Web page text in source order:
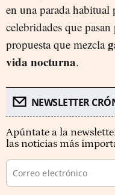
en una parada habitual
celebridades que
propuesta que mezcla
vida nocturna.
NEWSLETTER
Apúntate a la
las noticias más